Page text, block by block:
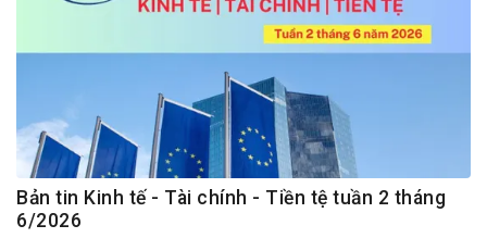
Bản tin Kinh tế - Tài chính - Tiền tệ tuần 2 tháng
6/2026